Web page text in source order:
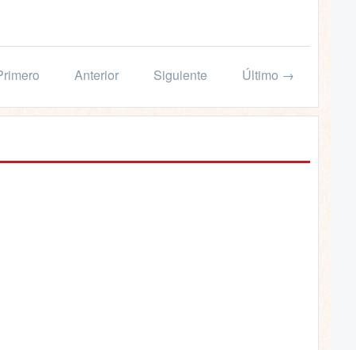
Anterior Siguiente Último →